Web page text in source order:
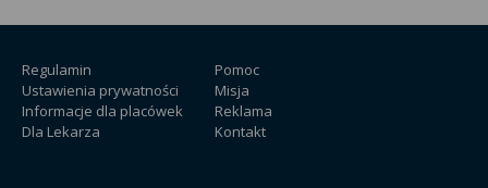
Regulamin
Ustawienia prywatności
Informacje dla placówek
Dla Lekarza
Pomoc
Misja
Reklama
Kontakt